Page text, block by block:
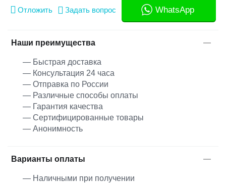
Отложить Задать вопрос WhatsApp
Наши преимущества
— Быстрая доставка
— Консультация 24 часа
— Отправка по России
— Различные способы оплаты
— Гарантия качества
— Сертифицированные товары
— Анонимность
Варианты оплаты
— Наличными при получении